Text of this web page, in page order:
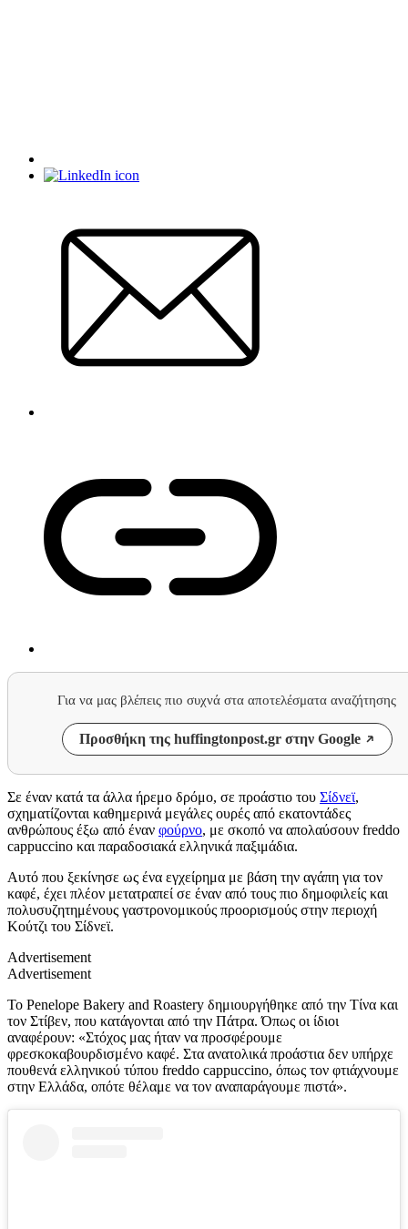
Για να μας βλέπεις πιο συχνά στα αποτελέσματα αναζήτησης
Προσθήκη της huffingtonpost.gr στην Google
Σε έναν κατά τα άλλα ήρεμο δρόμο, σε προάστιο του Σίδνεϊ,
σχηματίζονται καθημερινά μεγάλες ουρές από εκατοντάδες
ανθρώπους έξω από έναν φούρνο, με σκοπό να απολαύσουν freddo
cappuccino και παραδοσιακά ελληνικά παξιμάδια.
Αυτό που ξεκίνησε ως ένα εγχείρημα με βάση την αγάπη για τον
καφέ, έχει πλέον μετατραπεί σε έναν από τους πιο δημοφιλείς και
πολυσυζητημένους γαστρονομικούς προορισμούς στην περιοχή
Κούτζι του Σίδνεϊ.
Advertisement
Advertisement
Το Penelope Bakery and Roastery δημιουργήθηκε από την Τίνα και
τον Στίβεν, που κατάγονται από την Πάτρα. Όπως οι ίδιοι
αναφέρουν: «Στόχος μας ήταν να προσφέρουμε
φρεσκοκαβουρδισμένο καφέ. Στα ανατολικά προάστια δεν υπήρχε
πουθενά ελληνικού τύπου freddo cappuccino, όπως τον φτιάχνουμε
στην Ελλάδα, οπότε θέλαμε να τον αναπαράγουμε πιστά».